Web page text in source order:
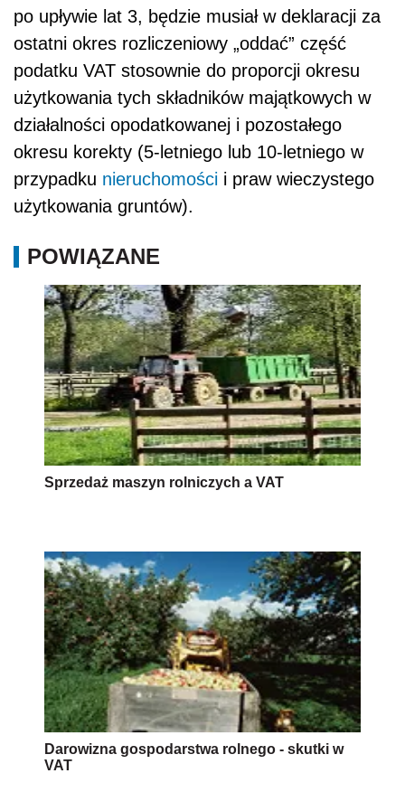
po upływie lat 3, będzie musiał w deklaracji za
ostatni okres rozliczeniowy „oddać” część
podatku VAT stosownie do proporcji okresu
użytkowania tych składników majątkowych w
działalności opodatkowanej i pozostałego
okresu korekty (5-letniego lub 10-letniego w
przypadku nieruchomości i praw wieczystego
użytkowania gruntów).
POWIĄZANE
Sprzedaż maszyn rolniczych a VAT
Darowizna gospodarstwa rolnego - skutki w
VAT